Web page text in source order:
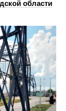
области